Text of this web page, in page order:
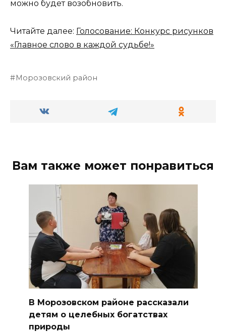
можно будет возобновить.
Читайте далее: Голосование: Конкурс рисунков
«Главное слово в каждой судьбе!»
Морозовский район
Вам также может понравиться
В Морозовском районе рассказали
детям о целебных богатствах
природы